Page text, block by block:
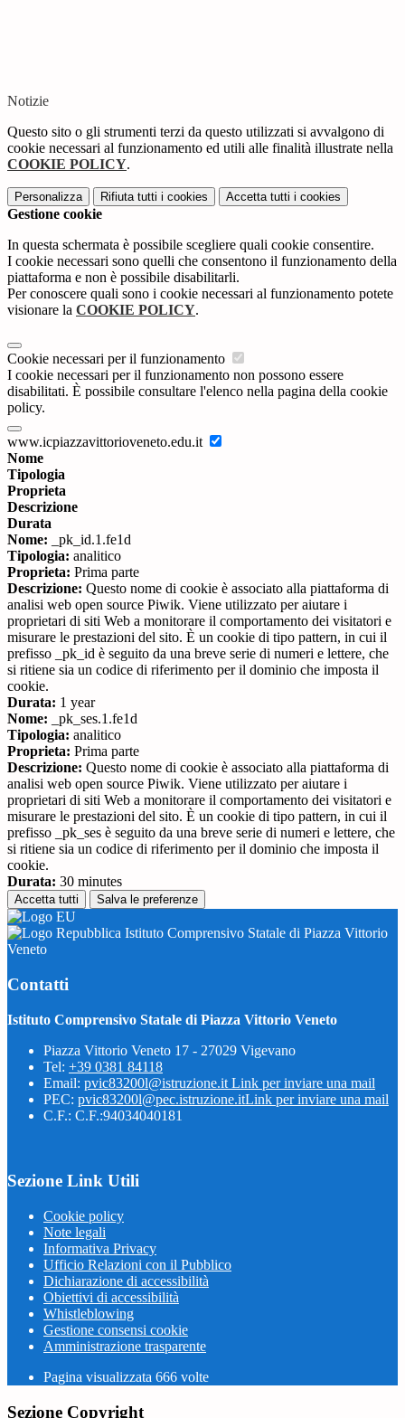
Notizie
Questo sito o gli strumenti terzi da questo utilizzati si avvalgono di
cookie necessari al funzionamento ed utili alle finalità illustrate nella
COOKIE POLICY.
Personalizza Rifiuta tutti i cookies Accetta tutti i cookies
Gestione cookie
In questa schermata è possibile scegliere quali cookie consentire.
I cookie necessari sono quelli che consentono il funzionamento della
piattaforma e non è possibile disabilitarli.
Per conoscere quali sono i cookie necessari al funzionamento potete
visionare la COOKIE POLICY.
Cookie necessari per il funzionamento
I cookie necessari per il funzionamento non possono essere
disabilitati. È possibile consultare l'elenco nella pagina della cookie
policy.
www.icpiazzavittorioveneto.edu.it
Nome
Tipologia
Proprieta
Descrizione
Durata
Nome: _pk_id.1.fe1d
Tipologia: analitico
Proprieta: Prima parte
Descrizione: Questo nome di cookie è associato alla piattaforma di
analisi web open source Piwik. Viene utilizzato per aiutare i
proprietari di siti Web a monitorare il comportamento dei visitatori e
misurare le prestazioni del sito. È un cookie di tipo pattern, in cui il
prefisso _pk_id è seguito da una breve serie di numeri e lettere, che
si ritiene sia un codice di riferimento per il dominio che imposta il
cookie.
Durata: 1 year
Nome: _pk_ses.1.fe1d
Tipologia: analitico
Proprieta: Prima parte
Descrizione: Questo nome di cookie è associato alla piattaforma di
analisi web open source Piwik. Viene utilizzato per aiutare i
proprietari di siti Web a monitorare il comportamento dei visitatori e
misurare le prestazioni del sito. È un cookie di tipo pattern, in cui il
prefisso _pk_ses è seguito da una breve serie di numeri e lettere, che
si ritiene sia un codice di riferimento per il dominio che imposta il
cookie.
Durata: 30 minutes
Accetta tutti Salva le preferenze
Istituto Comprensivo Statale di Piazza Vittorio
Veneto
Contatti
Istituto Comprensivo Statale di Piazza Vittorio Veneto
Piazza Vittorio Veneto 17 - 27029 Vigevano
Tel: +39 0381 84118
Email: pvic83200l@istruzione.it Link per inviare una mail
PEC: pvic83200l@pec.istruzione.itLink per inviare una mail
C.F.: C.F.:94034040181
Sezione Link Utili
Cookie policy
Note legali
Informativa Privacy
Ufficio Relazioni con il Pubblico
Dichiarazione di accessibilità
Obiettivi di accessibilità
Whistleblowing
Gestione consensi cookie
Amministrazione trasparente
Pagina visualizzata 666 volte
Sezione Copyright